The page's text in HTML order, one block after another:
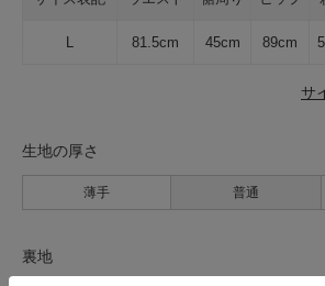
81.5cm 45cm 89cm
サ
生地の厚さ
薄手 普通
裏地